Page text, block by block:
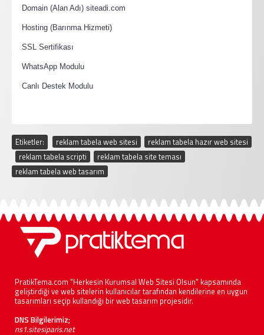
Domain (Alan Adı) siteadi.com
Hosting (Barınma Hizmeti)
SSL Sertifikası
WhatsApp Modulu
Canlı Destek Modulu
Etiketler: reklam tabela web sitesi
reklam tabela hazır web sitesi
reklam tabela scripti reklam tabela site teması
reklam tabela web tasarım
PratikTema.com "Herkesin Kurumsal Web Sitesi Olsun" kapsamında
geliştirdiği ve web sitelerin kullanıcılar tarafından kendilerine en uygun
tasarımları seçip kullandığı bir web tasarım projesidir.
DNS Bilgilerimiz;
ns1.sitesiparis.net